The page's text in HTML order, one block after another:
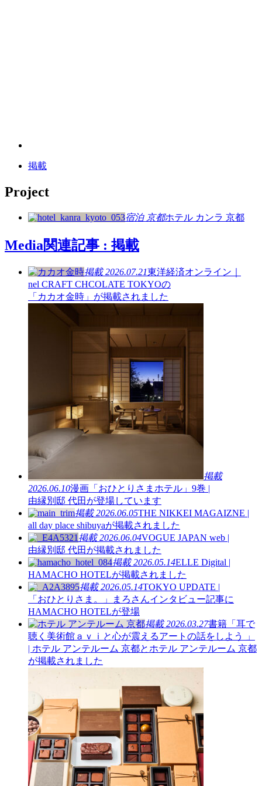
掲載
Project
宿泊 京都ホテル カンラ 京都
Media関連記事 : 掲載
掲載2026.07.21東洋経済オンライン｜
nel CRAFT CHCOLATE TOKYOの
「カカオ金時」が掲載されました
掲載
2026.06.10漫画「おひとりさまホテル」9巻 |
由縁別邸 代田が登場しています
掲載2026.06.05THE NIKKEI MAGAIZNE |
all day place shibuyaが掲載されました
掲載2026.06.04VOGUE JAPAN web |
由縁別邸 代田が掲載されました
掲載2026.05.14ELLE Digital |
HAMACHO HOTELが掲載されました
掲載2026.05.14TOKYO UPDATE |
「おひとりさま。」まろさんインタビュー記事に
HAMACHO HOTELが登場
掲載2026.03.27書籍「耳で
聴く美術館ａｖｉと心が震えるアートの話をしよう 」
| ホテル アンテルーム 京都とホテル アンテルーム 京都
が掲載されました